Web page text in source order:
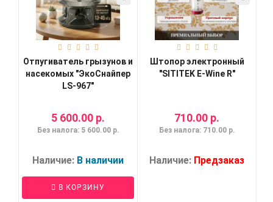
Отпугиватель грызунов и
насекомых "ЭкоСнайпер
LS-967"
5 600.00 р.
Без налога: 5 600.00 р.
Наличие: В наличии
В КОРЗИНУ
Штопор электронный
"SITITEK E-Wine R"
710.00 р.
Без налога: 710.00 р.
Наличие: Предзаказ